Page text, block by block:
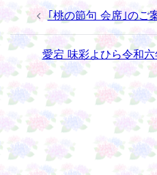
投
稿
ナ
ビ
ゲ
ー
シ
ョ
ン
｢桃の節句 会席｣のご
愛宕 味彩よひら令和